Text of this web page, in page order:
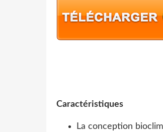
Caractéristiques
La conception